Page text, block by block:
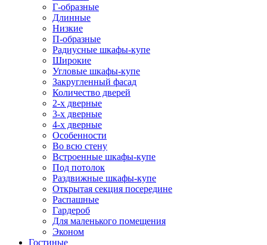
Г-образные
Длинные
Низкие
П-образные
Радиусные шкафы-купе
Широкие
Угловые шкафы-купе
Закругленный фасад
Количество дверей
2-х дверные
3-х дверные
4-х дверные
Особенности
Во всю стену
Встроенные шкафы-купе
Под потолок
Раздвижные шкафы-купе
Открытая секция посередине
Распашные
Гардероб
Для маленького помещения
Эконом
Гостиные